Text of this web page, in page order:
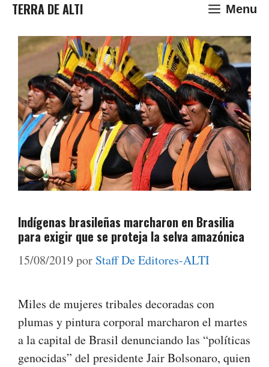
Saltar
contenido
TERRA DE ALTI Menu
Indígenas brasileñas marcharon en Brasilia
para exigir que se proteja la selva amazónica
15/08/2019 por Staff De Editores-ALTI
Miles de mujeres tribales decoradas con
plumas y pintura corporal marcharon el martes
a la capital de Brasil denunciando las “políticas
genocidas” del presidente Jair Bolsonaro, quien